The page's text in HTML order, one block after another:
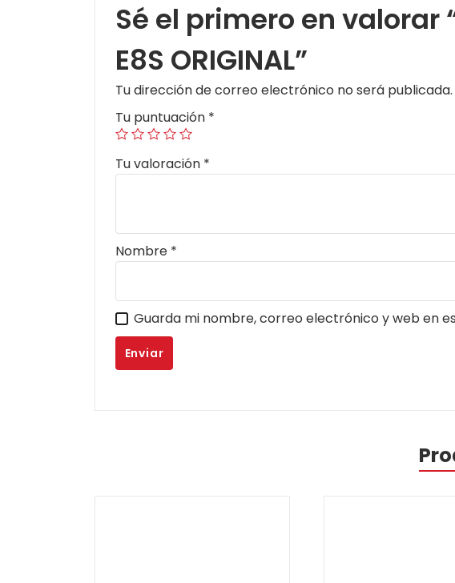
Sé el primero en valorar
E8S ORIGINAL”
Tu dirección de correo electrónico no será publicada.
Tu puntuación *
Tu valoración *
Nombre *
Guarda mi nombre, correo electrónico y web en